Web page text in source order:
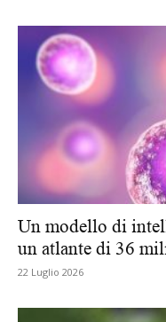
Un modello di
un atlante di 36
22 Luglio 2026